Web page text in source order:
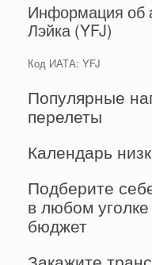
Информация об
Лэйка (YFJ)
Код ИАТА: YFJ
Популярные
перелеты
Календарь
Подберите
в любом
бюджет